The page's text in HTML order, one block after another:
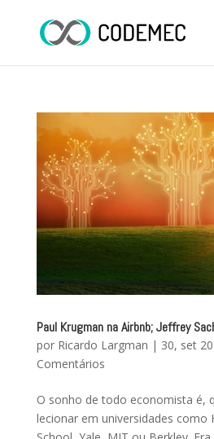
Paul Krugman na Airbnb; Jeffrey
por Ricardo Largman | 30, set
Comentários
O sonho de todo economista é,
lecionar em universidades como